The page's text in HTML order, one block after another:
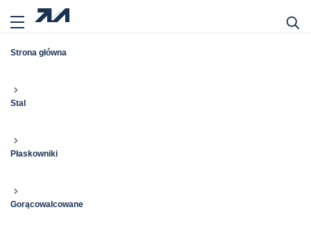
Strona główna
Stal
Płaskowniki
Gorącowalcowane